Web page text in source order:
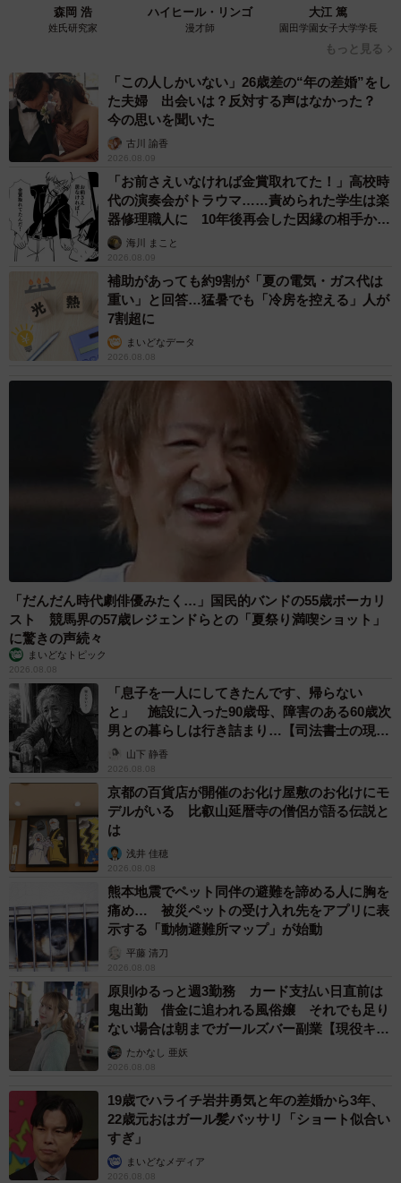
森岡 浩
姓氏研究家
ハイヒール・リンゴ
漫才師
大江 篤
園田学園女子大学学長
もっと見る
「この人しかいない」26歳差の“年の差婚”をし
た夫婦 出会いは？反対する声はなかった？
今の思いを聞いた
古川 諭香
2026.08.09
「お前さえいなければ金賞取れてた！」高校時
代の演奏会がトラウマ……責められた学生は楽
器修理職人に 10年後再会した因縁の相手から
思わぬ申し出【漫画】
海川 まこと
2026.08.09
補助があっても約9割が「夏の電気・ガス代は
重い」と回答…猛暑でも「冷房を控える」人が
7割超に
まいどなデータ
2026.08.08
「だんだん時代劇俳優みたく…」国民的バンドの55歳ボーカリ
スト 競馬界の57歳レジェンドらとの「夏祭り満喫ショット」
に驚きの声続々
まいどなトピック
2026.08.08
「息子を一人にしてきたんです、帰らない
と」 施設に入った90歳母、障害のある60歳次
男との暮らしは行き詰まり…【司法書士の現場
から】山下 静香
2026.08.08
京都の百貨店が開催のお化け屋敷のお化けにモ
デルがいる 比叡山延暦寺の僧侶が語る伝説と
は
浅井 佳穂
2026.08.08
熊本地震でペット同伴の避難を諦める人に胸を
痛め… 被災ペットの受け入れ先をアプリに表
示する「動物避難所マップ」が始動
平藤 清刀
2026.08.08
原則ゆるっと週3勤務 カード支払い日直前は
鬼出勤 借金に追われる風俗嬢 それでも足り
ない場合は朝までガールズバー副業【現役キャ
ストに取材】
たかなし 亜妖
2026.08.08
19歳でハライチ岩井勇気と年の差婚から3年、
22歳元おはガール髪バッサリ「ショート似合い
すぎ」
まいどなメディア
2026.08.08